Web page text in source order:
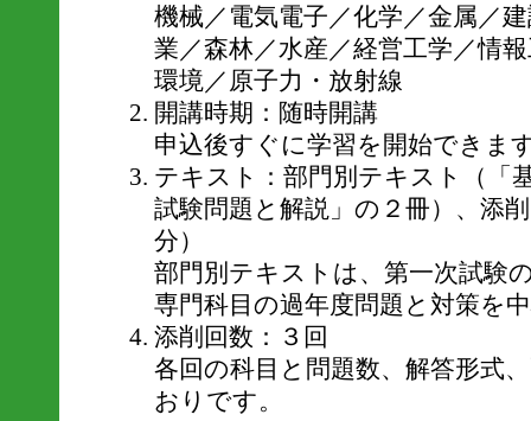
機械／電気電子／化学／金属／
業／森林／水産／経営工学／情
環境／原子力・放射線
開講時期：随時開講
申込後すぐに学習を開始できま
テキスト：部門別テキスト（「
試験問題と解説」の２冊）、添
分）
部門別テキストは、第一次試験
専門科目の過年度問題と対策を
添削回数：３回
各回の科目と問題数、解答形式
おりです。